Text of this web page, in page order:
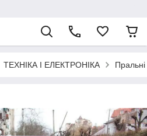
ТЕХНІКА І ЕЛЕКТРОНІКА